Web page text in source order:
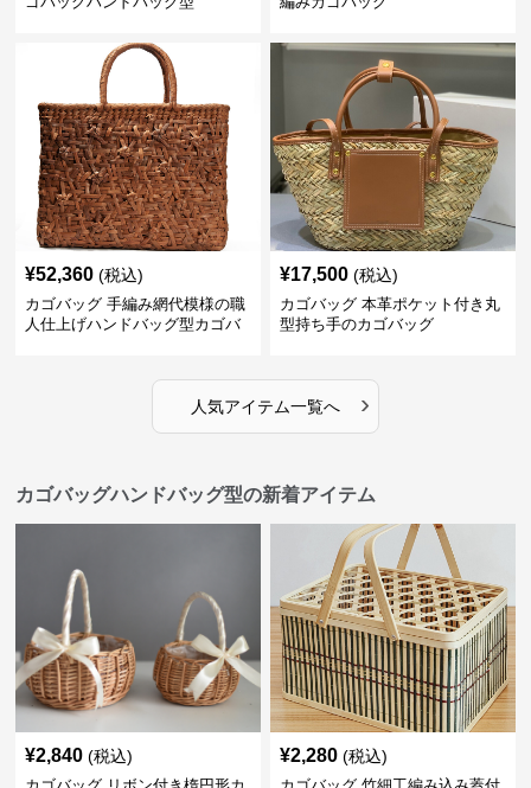
¥52,360 (税込)
カゴバッグ 手編み網代模様の職
人仕上げハンドバッグ型カゴバ
¥17,500 (税込)
カゴバッグ 本革ポケット付き丸
型持ち手のカゴバッグ
人気アイテム一覧へ ›
カゴバッグハンドバッグ型の新着アイテム
¥2,840 (税込) ¥2,280 (税込)